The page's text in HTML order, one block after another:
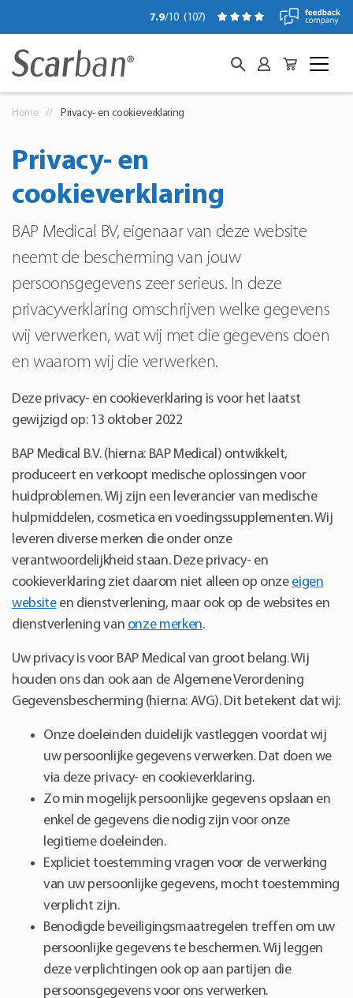
7.9/10 (107)
Home Privacy- en cookieverklaring
Privacy- en
cookieverklaring
BAP Medical BV, eigenaar van deze website
neemt de bescherming van jouw
persoonsgegevens zeer serieus. In deze
privacyverklaring omschrijven welke gegevens
wij verwerken, wat wij met die gegevens doen
en waarom wij die verwerken.
Deze privacy- en cookieverklaring is voor het laatst
gewijzigd op: 13 oktober 2022
BAP Medical B.V. (hierna: BAP Medical) ontwikkelt,
produceert en verkoopt medische oplossingen voor
huidproblemen. Wij zijn een leverancier van medische
hulpmiddelen, cosmetica en voedingssupplementen. Wij
leveren diverse merken die onder onze
verantwoordelijkheid staan. Deze privacy- en
cookieverklaring ziet daarom niet alleen op onze eigen
websiteen dienstverlening, maar ook op de websites en
dienstverlening van onze merken.
Uw privacy is voor BAP Medical van groot belang. Wij
houden ons dan ook aan de Algemene Verordening
Gegevensbescherming (hierna: AVG). Dit betekent dat wij:
Onze doeleinden duidelijk vastleggen voordat wij
uw persoonlijke gegevens verwerken. Dat doen we
via deze privacy- en cookieverklaring.
Zo min mogelijk persoonlijke gegevens opslaan en
enkel de gegevens die nodig zijn voor onze
legitieme doeleinden.
Expliciet toestemming vragen voor de verwerking
van uw persoonlijke gegevens, mocht toestemming
verplicht zijn.
Benodigde beveiligingsmaatregelen treffen om uw
persoonlijke gegevens te beschermen. Wij leggen
deze verplichtingen ook op aan partijen die
persoonsgegevens voor ons verwerken.